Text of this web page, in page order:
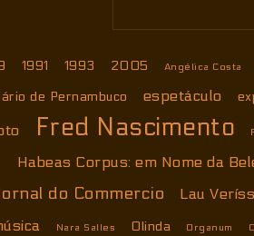
1991 1993 2005 Angélica Costa
de Pernambuco espetáculo
Fred Nascimento
Habeas Corpus: em Nome da
do Commercio Lau
Nara Salles Olinda Organum